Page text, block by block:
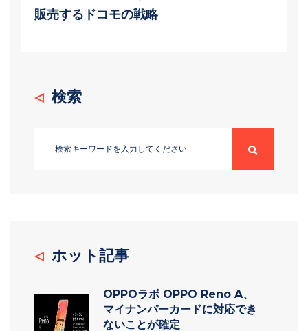
販売するドコモの戦略
検索
ホット記事
OPPOラボ OPPO Reno A、
マイナンバーカードに対応でき
ないことが確定